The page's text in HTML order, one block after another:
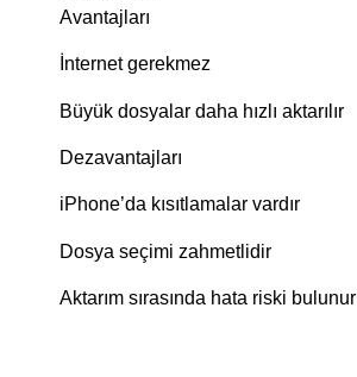
Avantajları
İnternet gerekmez
Büyük dosyalar daha hızlı aktarılır
Dezavantajları
iPhone’da kısıtlamalar vardır
Dosya seçimi zahmetlidir
Aktarım sırasında hata riski bulunur